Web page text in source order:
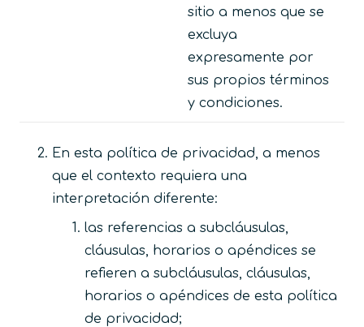
sitio a menos que se
excluya
expresamente por
sus propios términos
y condiciones.
En esta política de privacidad, a menos
que el contexto requiera una
interpretación diferente:
las referencias a subcláusulas,
cláusulas, horarios o apéndices se
refieren a subcláusulas, cláusulas,
horarios o apéndices de esta política
de privacidad;